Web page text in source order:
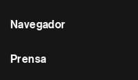
Navegador
Prensa